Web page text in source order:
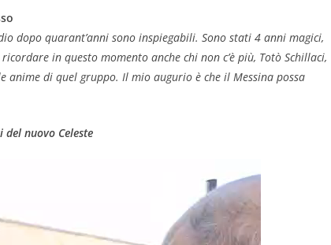
dopo quarant’anni sono inspiegabili. Sono stati 4 anni magici,
in questo momento anche chi non c’è più, Totò Schillaci,
anime di quel gruppo. Il mio augurio è che il Messina possa
nuovo Celeste